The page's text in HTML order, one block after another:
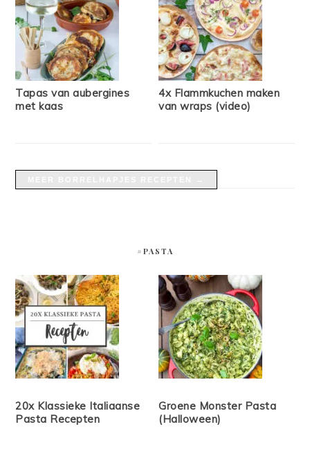
Tapas van aubergines
met kaas
4x Flammkuchen maken
van wraps (video)
#PASTA
20x Klassieke Italiaanse
Pasta Recepten
Groene Monster Pasta
(Halloween)